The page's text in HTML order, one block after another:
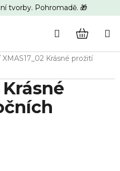
tvorby. Pohromadě. 🎁
Hledat
KOŠÍK
XMAS17_02 Krásné prožití
Krásné